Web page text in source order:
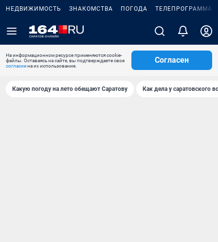
НЕДВИЖИМОСТЬ ЗНАКОМСТВА ПОГОДА ТЕЛЕПРОГРАММА
На информационном ресурсе применяются cookie-
файлы. Оставаясь на сайте, вы подтверждаете свое
согласиена их использование.
Согласен
Какую погоду на лето обещают Саратову Как дела у саратовского